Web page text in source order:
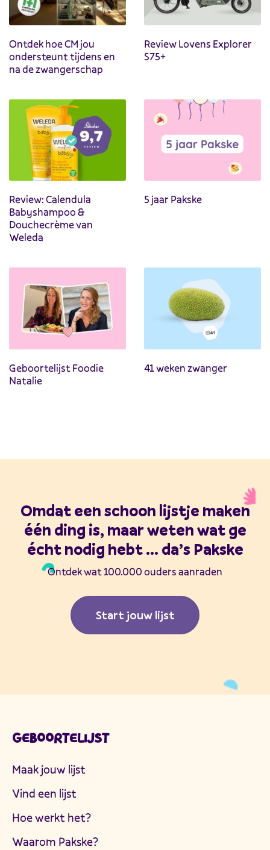
Ontdek hoe CM jou
ondersteunt tijdens en
na de zwangerschap
Review Lovens Explorer
S75+
Review: Calendula
Babyshampoo &
Douchecrème van
Weleda
5 jaar Pakske
Geboortelijst Foodie
Natalie
41 weken zwanger
Omdat een schoon lijstje maken
één ding is, maar weten wat ge
écht nodig hebt ... da’s Pakske
Ontdek wat 100.000 ouders aanraden
Start jouw lijst
GEBOORTELIJST
Maak jouw lijst
Vind een lijst
Hoe werkt het?
Waarom Pakske?